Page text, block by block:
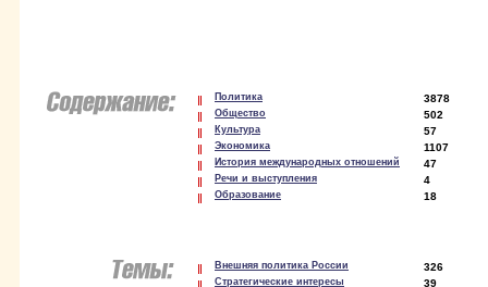
Политика 3878
Общество 502
Культура 57
Экономика 1107
История международных отношений 47
Речи и выступления 4
Образование 18
Внешняя политика России 326
Стратегические интересы 39